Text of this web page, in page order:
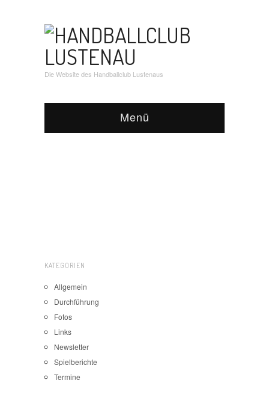
Die Website des Handballclub Lustenaus
Menü
KATEGORIEN
Allgemein
Durchführung
Fotos
Links
Newsletter
Spielberichte
Termine